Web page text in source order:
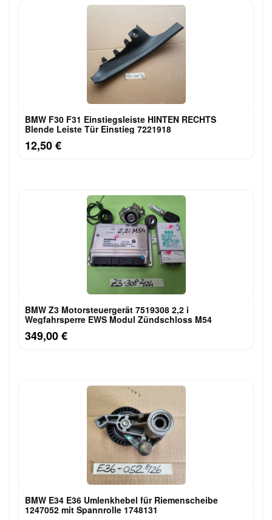
BMW F30 F31 Einstiegsleiste HINTEN RECHTS
Blende Leiste Tür Einstieg 7221918
12,50 €
BMW Z3 Motorsteuergerät 7519308 2,2 i
Wegfahrsperre EWS Modul Zündschloss M54
349,00 €
BMW E34 E36 Umlenkhebel für Riemenscheibe
1247052 mit Spannrolle 1748131